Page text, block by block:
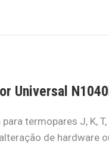
Universal
termopares J, K,
de hardware